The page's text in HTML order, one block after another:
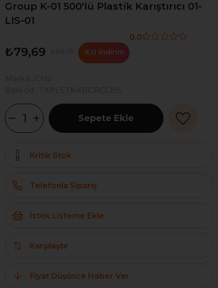
Group K-01 500'lü Plastik Karıştırıcı 01-
LIS-01
₺79,69 %11 İndirim
0.0
Kritik Stok
Telefonla Sipariş
İstek Listeme Ekle
Karşılaştır
Fiyat Düşünce Haber Ver